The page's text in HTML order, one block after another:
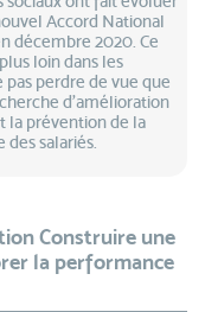
Accord National
décembre 2020. Ce
loin dans les
perdre de vue que
d’amélioration
la prévention de la
salariés.
Construire une
la performance